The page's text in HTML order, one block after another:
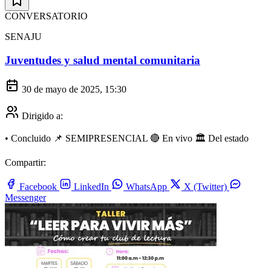
CONVERSATORIO
SENAJU
Juventudes y salud mental comunitaria
30 de mayo de 2025, 15:30
Dirigido a:
• Concluido 📌 SEMIPRESENCIAL 🔴 En vivo 🏛️ Del estado
Compartir:
Facebook LinkedIn WhatsApp
X (Twitter)
Messenger